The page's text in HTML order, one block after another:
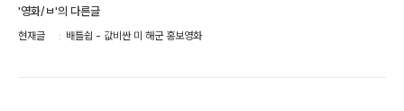
'영화/ㅂ'의 다른글
현재글 배틀쉽 - 값비싼 미 해군 홍보영화